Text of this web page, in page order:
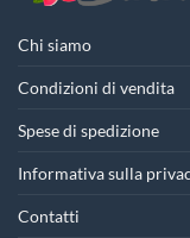
Chi siamo
Condizioni di vendita
Spese di spedizione
Informativa sulla
Contatti